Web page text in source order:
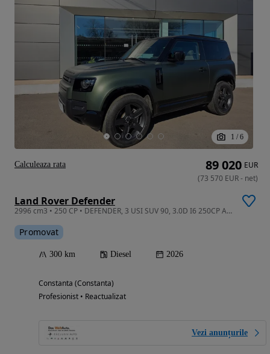
1 / 6
Land Rover Defender
2996 cm3 • 250 CP • DEFENDER, 3 USI SUV 90, 3.0D I6 250CP AWD Auto MHEV, X-Dynamic SE,2026
Promovat
300 km Diesel 2026
Constanta (Constanta)
Profesionist • Reactualizat
Vezi anunțurile
89 020 EUR
(73 570 EUR- net)
Calculeaza rata